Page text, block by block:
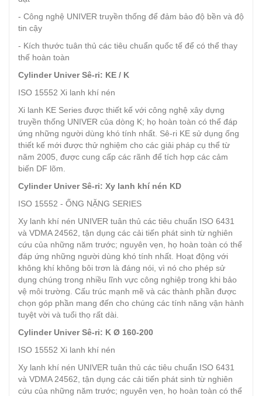
- Công nghệ UNIVER truyền thống để đảm bảo độ bền và độ
tin cậy
- Kích thước tuân thủ các tiêu chuẩn quốc tế để có thể thay
thế hoàn toàn
Cylinder Univer Sê-ri: KE / K
ISO 15552 Xi lanh khí nén
Xi lanh KE Series được thiết kế với công nghệ xây dựng
truyền thống UNIVER của dòng K; họ hoàn toàn có thể đáp
ứng những người dùng khó tính nhất. Sê-ri KE sử dụng ống
thiết kế mới được thử nghiệm cho các giải pháp cụ thể từ
năm 2005, được cung cấp các rãnh để tích hợp các cảm
biến DF lõm.
Cylinder Univer Sê-ri: Xy lanh khí nén KD
ISO 15552 - ỐNG NẶNG SERIES
Xy lanh khí nén UNIVER tuân thủ các tiêu chuẩn ISO 6431
và VDMA 24562, tận dụng các cải tiến phát sinh từ nghiên
cứu của những năm trước; nguyên vẹn, họ hoàn toàn có thể
đáp ứng những người dùng khó tính nhất. Hoạt động với
không khí không bôi trơn là đáng nói, vì nó cho phép sử
dụng chúng trong nhiều lĩnh vực công nghiệp trong khi bảo
vệ môi trường. Cấu trúc mạnh mẽ và các thành phần được
chọn góp phần mang đến cho chúng các tính năng vận hành
tuyệt vời và tuổi thọ rất dài.
Cylinder Univer Sê-ri: K Ø 160-200
ISO 15552 Xi lanh khí nén
Xy lanh khí nén UNIVER tuân thủ các tiêu chuẩn ISO 6431
và VDMA 24562, tận dụng các cải tiến phát sinh từ nghiên
cứu của những năm trước; nguyên vẹn, họ hoàn toàn có thể